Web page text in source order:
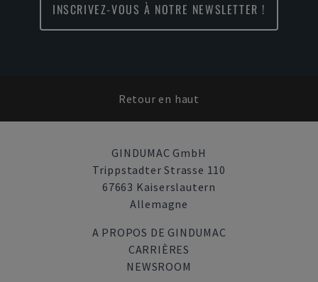
INSCRIVEZ-VOUS À NOTRE NEWSLETTER !
Retour en haut
GINDUMAC GmbH
Trippstadter Strasse 110
67663 Kaiserslautern
Allemagne
A PROPOS DE GINDUMAC
CARRIÈRES
NEWSROOM